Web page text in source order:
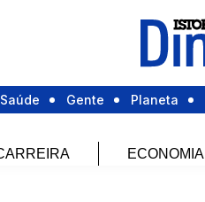
Saúde Gente Planeta
ECONOMIA